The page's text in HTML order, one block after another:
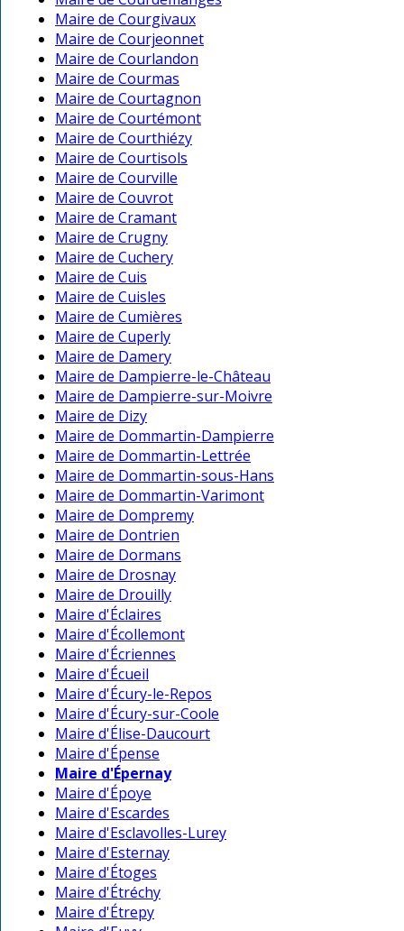
Maire de Courgivaux
Maire de Courjeonnet
Maire de Courlandon
Maire de Courmas
Maire de Courtagnon
Maire de Courtémont
Maire de Courthiézy
Maire de Courtisols
Maire de Courville
Maire de Couvrot
Maire de Cramant
Maire de Crugny
Maire de Cuchery
Maire de Cuis
Maire de Cuisles
Maire de Cumières
Maire de Cuperly
Maire de Damery
Maire de Dampierre-le-Château
Maire de Dampierre-sur-Moivre
Maire de Dizy
Maire de Dommartin-Dampierre
Maire de Dommartin-Lettrée
Maire de Dommartin-sous-Hans
Maire de Dommartin-Varimont
Maire de Dompremy
Maire de Dontrien
Maire de Dormans
Maire de Drosnay
Maire de Drouilly
Maire d'Éclaires
Maire d'Écollemont
Maire d'Écriennes
Maire d'Écueil
Maire d'Écury-le-Repos
Maire d'Écury-sur-Coole
Maire d'Élise-Daucourt
Maire d'Épense
Maire d'Épernay
Maire d'Époye
Maire d'Escardes
Maire d'Esclavolles-Lurey
Maire d'Esternay
Maire d'Étoges
Maire d'Étréchy
Maire d'Étrepy